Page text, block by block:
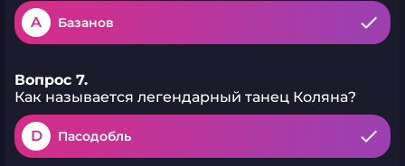
A Базанов
Вопрос 7.
Как называется легендарный танец Коляна?
D Пасодобль